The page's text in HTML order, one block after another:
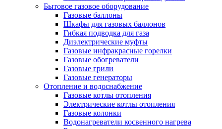
Бытовое газовое оборудование
Газовые баллоны
Шкафы для газовых баллонов
Гибкая подводка для газа
Диэлектрические муфты
Газовые инфракрасные горелки
Газовые обогреватели
Газовые грили
Газовые генераторы
Отопление и водоснабжение
Газовые котлы отопления
Электрические котлы отопления
Газовые колонки
Водонагреватели косвенного нагрева